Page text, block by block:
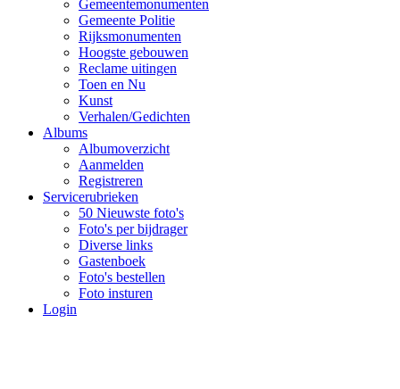
Gemeentemonumenten
Gemeente Politie
Rijksmonumenten
Hoogste gebouwen
Reclame uitingen
Toen en Nu
Kunst
Verhalen/Gedichten
Albums
Albumoverzicht
Aanmelden
Registreren
Servicerubrieken
50 Nieuwste foto's
Foto's per bijdrager
Diverse links
Gastenboek
Foto's bestellen
Foto insturen
Login